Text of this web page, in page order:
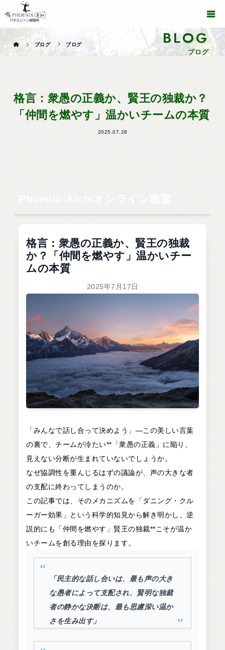
BLOG
ブログ
ブログ ブログ
格言：衆愚の正義か、賢王の独裁か？
「仲間を燃やす」温かいチームの本質
2025.07.28
格言：衆愚の正義か、賢王の独裁
か？「仲間を燃やす」温かいチー
ムの本質
2025年7月17日
「みんなで話し合って決めよう」―この美しい言葉
の裏で、チームが冷たい**「衆愚の正義」に陥り、
見えない分断が生まれていないでしょうか。
なぜ協調性を重んじるはずの議論が、声の大きな者
の支配に終わってしまうのか。
この記事では、そのメカニズムを「ダニング・クル
ーガー効果」という科学的知見から解き明かし、逆
説的にも「仲間を燃やす」賢王の独裁**こそが温か
いチームを創る理由を探ります。
「民主的な話し合いは、最も声の大き
な愚者によって支配され、賢明な独裁
者の静かな決断は、最も思慮深い温か
さを生み出す」